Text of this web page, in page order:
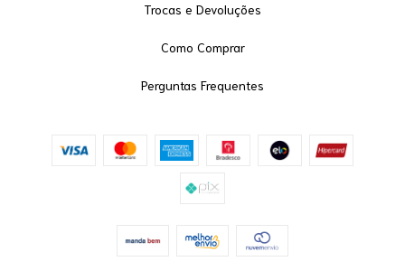
Trocas e Devoluções
Como Comprar
Perguntas Frequentes